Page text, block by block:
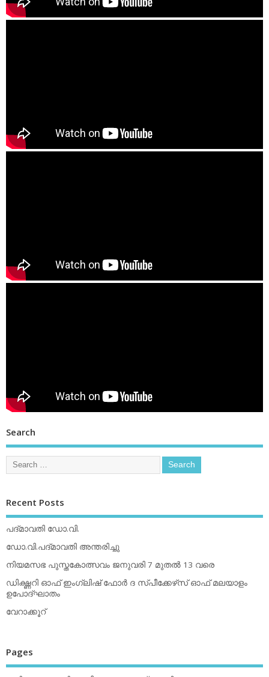
Search
Recent Posts
പദ്മാവതി ഡോ.വി.
ഡോ.വി.പദ്മാവതി അന്തരിച്ചു
നിയമസഭ പുസ്തകോത്സവം ജനുവരി 7 മുതല്‍ 13 വരെ
ഡിക്ഷ്ണറി ഓഫ് ഇംഗ്ലിഷ് ഫോര്‍ ദ സ്പീക്കേഴ്‌സ് ഓഫ് മലയാളം
ഉപോദ്ഘാതം
വേറാക്കൂറ്
Pages